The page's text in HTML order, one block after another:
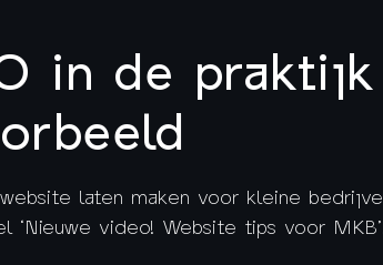
in de
laten maken voor kleine
video! Website tips voor